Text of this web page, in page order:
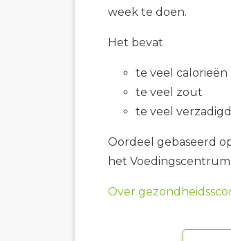
week te doen.
Het bevat
te veel calorieën
te veel zout
te veel
Oordeel gebaseerd
het Voedingscentrum
Over